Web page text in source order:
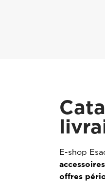
E-shop
offres